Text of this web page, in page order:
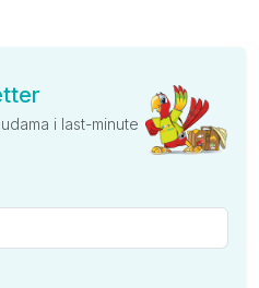
i last-minute